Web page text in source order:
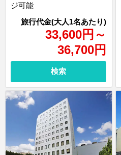
33,600円 ～
36,700円
ジ可能
検索